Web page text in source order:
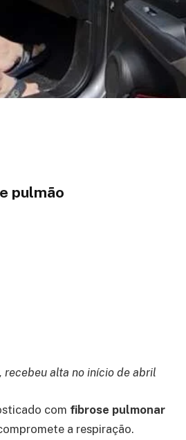
pulmão
alta no início de abril
com fibrose pulmonar
a respiração.